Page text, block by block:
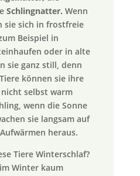
Schlingnatter. Wenn
sie sich in frostfreie
Beispiel in
oder in alte
sie ganz still, denn
können sie ihre
selbst warm
wenn die Sonne
sie langsam auf
heraus.
Tiere Winterschlaf?
Winter kaum